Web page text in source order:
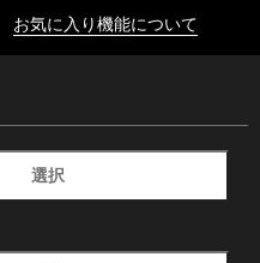
お気に入り機能について
選択